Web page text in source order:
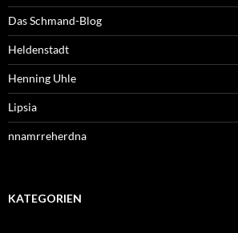
Das Schmand-Blog
Heldenstadt
Henning Uhle
Lipsia
nnamrreherdna
KATEGORIEN